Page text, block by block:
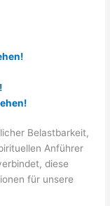
Belastbarkeit,
Anführer
diese
für unsere